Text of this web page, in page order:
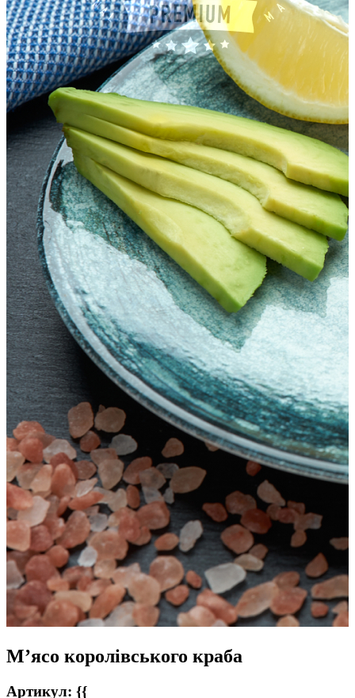
М’ясо королівського краба
Артикул: {{